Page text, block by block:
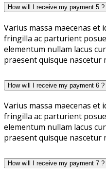
How will I receive my payment 5 ?
Varius massa maecenas et
fringilla ac parturient
elementum nullam lacus
praesent quisque nascetur
How will I receive my payment 6 ?
Varius massa maecenas et
fringilla ac parturient
elementum nullam lacus
praesent quisque nascetur
How will I receive my payment 7 ?